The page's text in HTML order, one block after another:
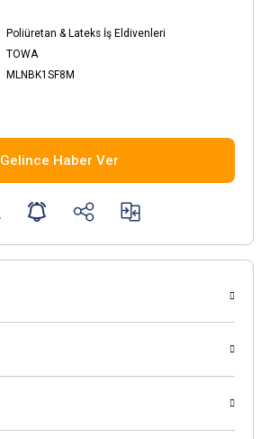
Poliüretan & Lateks İş Eldivenleri
TOWA
MLNBK1SF8M
Gelince Haber Ver